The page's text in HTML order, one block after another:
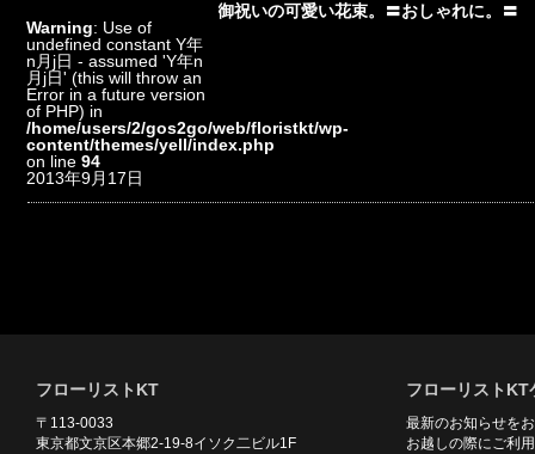
Warning: Use of
undefined constant Y年
n月j日 - assumed 'Y年n
月j日' (this will throw an
Error in a future version
of PHP) in
/home/users/2/gos2go/web/floristkt/wp-
content/themes/yell/index.php
on line94
2013年9月17日
御祝いの可愛い花束。〓おしゃれに。〓
フローリストKT
〒113-0033
東京都文京区本郷2-19-8イソク二ビル1F
フローリストKT
最新のお知らせを
お越しの際にご利